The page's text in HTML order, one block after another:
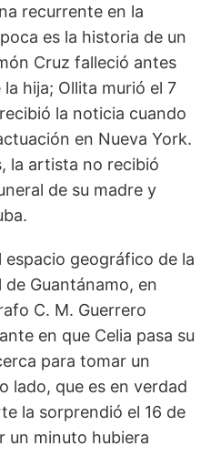
recurrente en la
es la historia de un
Cruz falleció antes
hija; Ollita murió el 7
la noticia cuando
en Nueva York.
la artista no recibió
de su madre y
espacio geográfico de la
de Guantánamo, en
C. M. Guerrero
en que Celia pasa su
para tomar un
lado, que es en verdad
la sorprendió el 16 de
un minuto hubiera